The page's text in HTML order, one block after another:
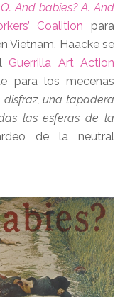
Q. And babies? A. And
Coalition para
Vietnam. Haacke se
Guerrilla Art Action
para los mecenas
disfraz, una tapadera
las esferas de la
de la neutral